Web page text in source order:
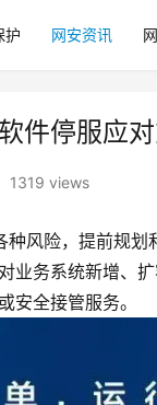
护 网安资讯
件停服应
1319 views
种风险，提前规
业务系统新增、
安全接管服务。